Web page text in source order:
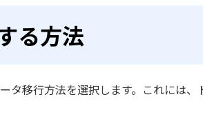
る方法
タ移行方法を選択します。これには